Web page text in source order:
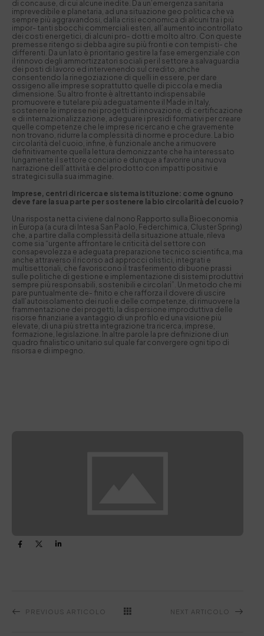
di concause, di cui alcune inedite. Da un’emergenza sanitaria
imprevedibile e planetaria, ad una situazione geo politica che va
sempre più aggravandosi, dalla crisi economica di alcuni tra i più
impor- tanti sbocchi commerciali esteri, all’aumento incontrollato
dei costi energetici, di alcuni pro- dotti e molto altro. Con queste
premesse ritengo si debba agire su più fronti e con tempisti- che
differenti. Da un lato è prioritario gestire la fase emergenziale con
il rinnovo degli ammortizzatori sociali per il settore a salvaguardia
dei posti di lavoro ed intervenendo sul credito, anche
consentendo la rinegoziazione di quelli in essere, per dare
ossigeno alle imprese soprattutto quelle di piccola e media
dimensione. Su altro fronte è altrettanto indispensabile
promuovere e tutelare più adeguatamente il Made in Italy,
sostenere le imprese nei progetti di innovazione, di certificazione
e di internazionalizzazione, adeguare i presidi formativi per creare
quelle competenze che le imprese ricercano e che gravemente
non trovano, ridurre la complessità di norme e procedure. La bio
circolarità del cuoio, infine, è funzionale anche a rimuovere
definitivamente quella lettura demonizzante che ha interessato
lungamente il settore conciario e dunque a favorire una nuova
narrazione dell’attività e del prodotto con impatti positivi e
strategici sulla sua immagine.
Imprese, centri di ricerca e sistema istituzione: come ognuno
deve fare la sua parte per sostenere la bio circolarità del cuoio?
Una risposta netta ci viene dal nono Rapporto sulla Bioeconomia
in Europa (a cura di Intesa San Paolo, Federchimica, Cluster Spring)
che, a partire dalla complessità della situazione attuale, rileva
come sia “urgente affrontare le criticità del settore con
consapevolezza e adeguata preparazione tecnico scientifica, ma
anche attraverso il ricorso ad approcci olistici, integrati e
multisettoriali, che favoriscono il trasferimento di buone prassi
sulle politiche di gestione e implementazione di sistemi produttivi
sempre più responsabili, sostenibili e circolari”. Un metodo che mi
pare puntualmente de- finito e che rafforza il dovere di uscire
dall’autoisolamento dei ruoli e delle competenze, di rimuovere la
frammentazione dei progetti, la dispersione improduttiva delle
risorse finanziarie a vantaggio di un profilo ed una visione più
elevate, di una più stretta integrazione tra ricerca, imprese,
formazione, legislazione. In altre parole la pre definizione di un
quadro finalistico unitario sul quale far convergere ogni tipo di
risorsa e di impegno.
PREVIOUS ARTICOLO NEXT ARTICOLO